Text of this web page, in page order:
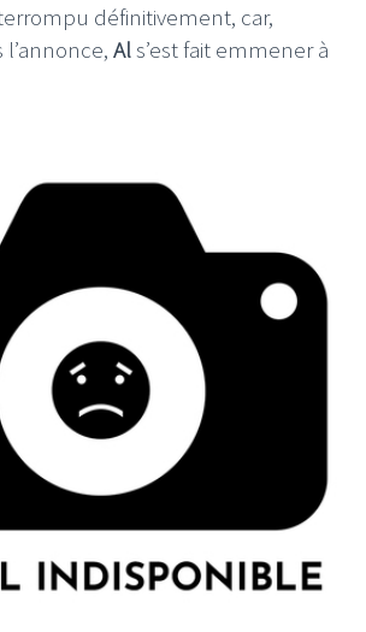
définitivement, car,
Als’est fait emmener à